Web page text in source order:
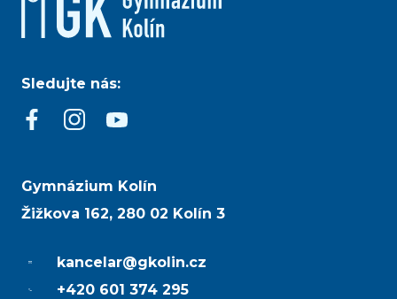
Sledujte nás:
Gymnázium Kolín
Žižkova 162, 280 02 Kolín 3
kancelar@gkolin.cz
+420 601 374 295